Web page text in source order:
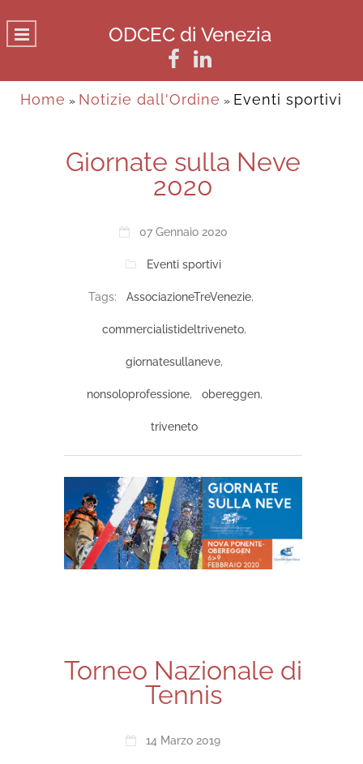
ODCEC di Venezia
Home » Notizie dall'Ordine » Eventi sportivi
Giornate sulla Neve
2020
07 Gennaio 2020
Eventi sportivi
Tags: AssociazioneTreVenezie,
commercialistideltriveneto,
giornatesullaneve,
nonsoloprofessione, obereggen,
triveneto
Torneo Nazionale di
Tennis
14 Marzo 2019